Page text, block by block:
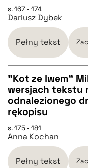
pobierz cytat
BIBTEX
pobierz cytat
s. 167 - 174
Dariusz Dybek
Pełny tekst
CZYSTY TEKST
pobierz cytat
BIBTEX
"Kot ze lwem"
wersjach tekstu
odnalezionego
rękopisu
s. 175 - 181
Anna Kochan
Pełny tekst